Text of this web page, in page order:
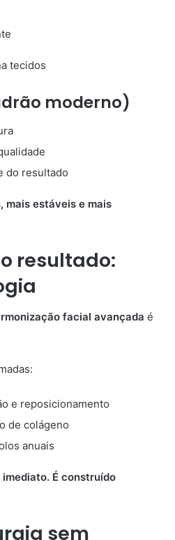
tecidos
moderno)
do resultado
mais estáveis e mais
resultado:
facial avançada é
e reposicionamento
de colágeno
anuais
É construído
sem